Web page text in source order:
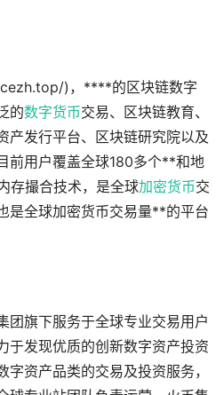
)，****的区块链数字
的数字货币交易、区块链教育、
产发行平台、区块链研究院以及
前用户覆盖全球180多个**和地
存撮合技术，是全球加密货币交
是全球加密货币交易量**的平台
团旗下服务于全球专业交易用户
于发现优质的创新数字资产投资
资产品类的交易及投资服务，